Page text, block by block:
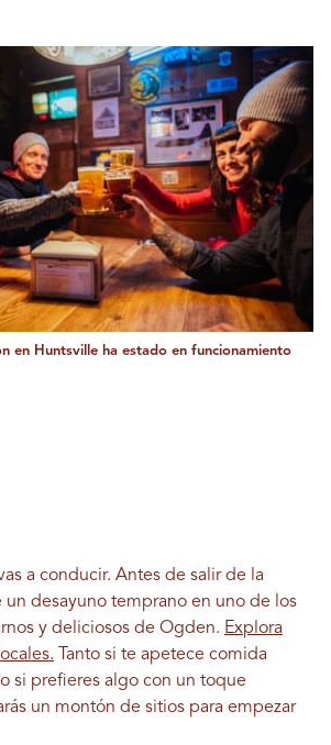
en Huntsville ha estado en funcionamiento
a conducir. Antes de salir de la
desayuno temprano en uno de los
y deliciosos de Ogden. Explora
Tanto si te apetece comida
si prefieres algo con un toque
un montón de sitios para empezar